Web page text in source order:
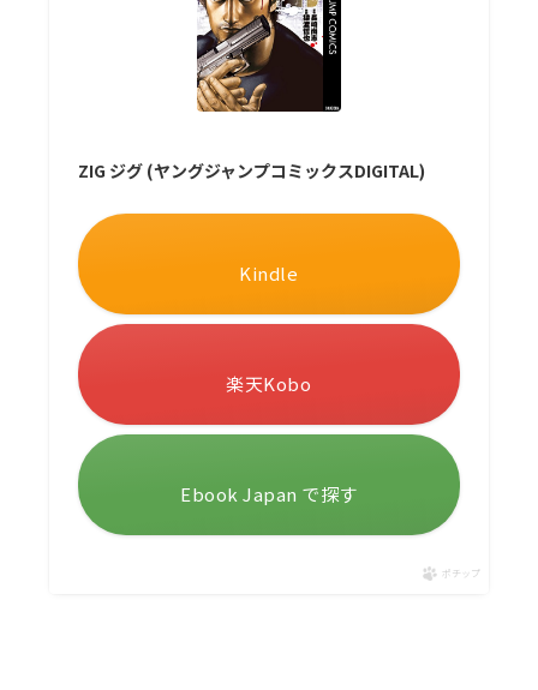
ZIG ジグ (ヤングジャンプコミックスDIGITAL)
Kindle
楽天Kobo
Ebook Japan で探す
ポチップ